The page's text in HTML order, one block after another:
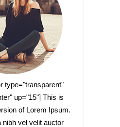
type="transparent"
up="15"] This is
of Lorem Ipsum.
nibh vel velit auctor